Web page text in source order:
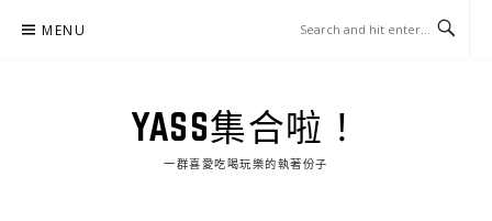
MENU
YASS集合啦！
一群喜愛吃喝玩樂的執著份子